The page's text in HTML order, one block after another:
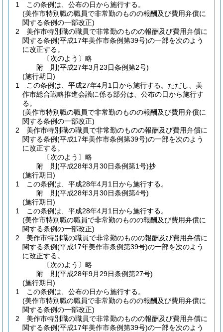
1
この条例は、公布の日から施行する。
(美作市特別職の職員で非常勤のものの報酬及び費用弁償に
関する条例の一部改正)
2
美作市特別職の職員で非常勤のものの報酬及び費用弁償に
関する条例(平成17年美作市条例第39号)の一部を次のよう
に改正する。
〔次のよう〕略
附 則(平成27年3月23日条例第2号)
(施行期日)
1
この条例は、平成27年4月1日から施行する。 ただし、美
作市総合戦略推進会議に係る部分は、公布の日から施行す
る。
(美作市特別職の職員で非常勤のものの報酬及び費用弁償に
関する条例の一部改正)
2
美作市特別職の職員で非常勤のものの報酬及び費用弁償に
関する条例(平成17年美作市条例第39号)の一部を次のよう
に改正する。
〔次のよう〕略
附 則(平成28年3月30日条例第1号)抄
(施行期日)
1
この条例は、平成28年4月1日から施行する。
附 則(平成28年3月30日条例第4号)
(施行期日)
1
この条例は、平成28年4月1日から施行する。
(美作市特別職の職員で非常勤のものの報酬及び費用弁償に
関する条例の一部改正)
2
美作市特別職の職員で非常勤のものの報酬及び費用弁償に
関する条例(平成17年美作市条例第39号)の一部を次のよう
に改正する。
〔次のよう〕略
附 則(平成28年9月29日条例第27号)
(施行期日)
1
この条例は、公布の日から施行する。
(美作市特別職の職員で非常勤のものの報酬及び費用弁償に
関する条例の一部改正)
2
美作市特別職の職員で非常勤のものの報酬及び費用弁償に
関する条例(平成17年美作市条例第39号)の一部を次のよう